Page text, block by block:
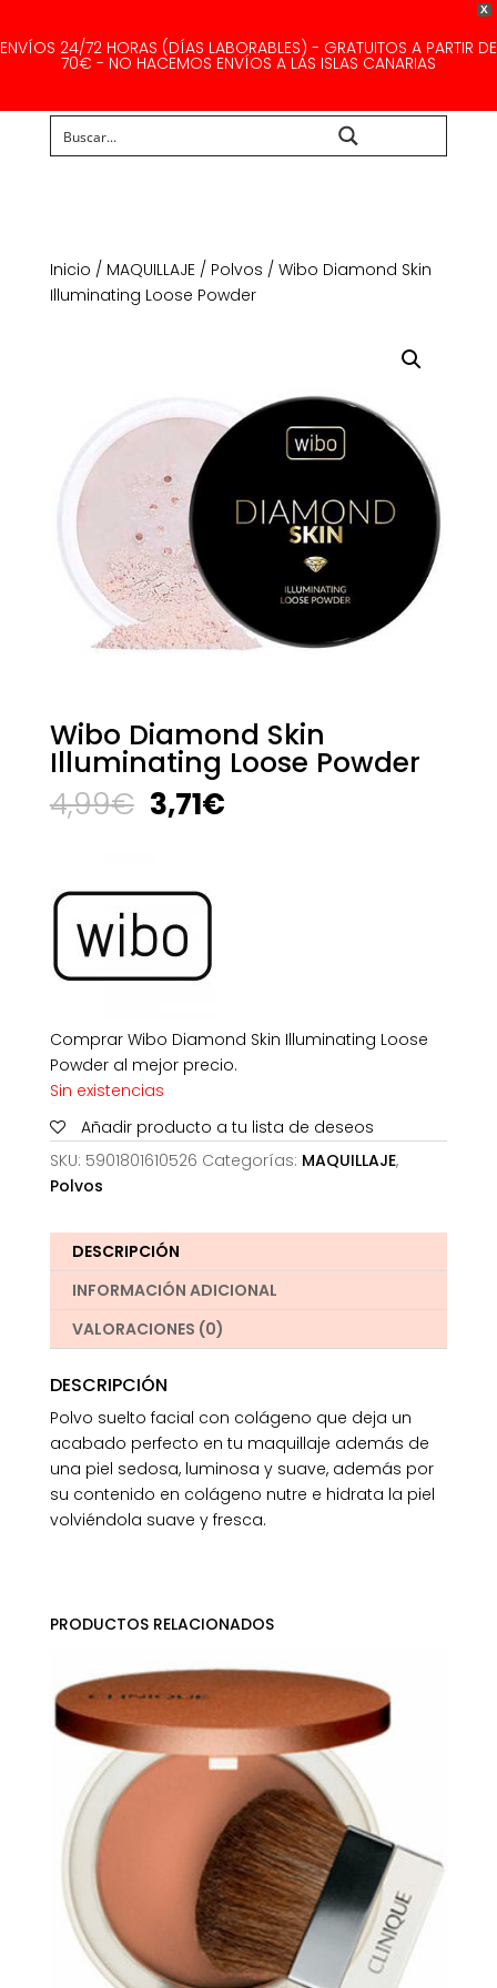
X
ENVÍOS 24/72 HORAS (DÍAS LABORABLES) - GRATUITOS A PARTIR DE
70€ - NO HACEMOS ENVÍOS A LAS ISLAS CANARIAS
Inicio / MAQUILLAJE/ Polvos / Wibo Diamond Skin
Illuminating Loose Powder
Wibo Diamond Skin
Illuminating Loose Powder
4,99€ El
precio
era:
4,99€.
3,71€El
Comprar Wibo Diamond Skin Illuminating Loose
Powder al mejor precio.
Sin existencias
Añadir producto a tu lista de deseos
SKU: 5901801610526 Categorías: MAQUILLAJE,
Polvos
DESCRIPCIÓN
INFORMACIÓN ADICIONAL
VALORACIONES (0)
DESCRIPCIÓN
Polvo suelto facial con colágeno que deja un
acabado perfecto en tu maquillaje además de
una piel sedosa, luminosa y suave, además por
su contenido en colágeno nutre e hidrata la piel
volviéndola suave y fresca.
PRODUCTOS RELACIONADOS